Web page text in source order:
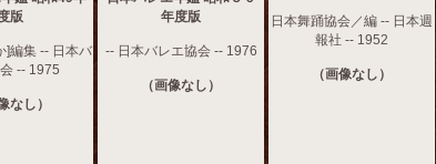
版
]編集 -- 日本バ
-- 1975
なし）
年度版
-- 日本バレエ協会 -- 1976
（画像なし）
日本舞踊協会／編 -- 日本週
報社 -- 1952
（画像なし）